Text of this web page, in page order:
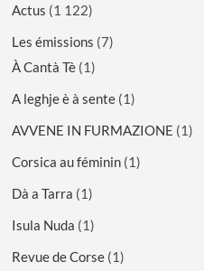
Actus (1 122)
Les émissions (7)
À Cantà Tè (1)
A leghje è à sente (1)
AVVENE IN FURMAZIONE (1)
Corsica au féminin (1)
Dà a Tarra (1)
Isula Nuda (1)
Revue de Corse (1)